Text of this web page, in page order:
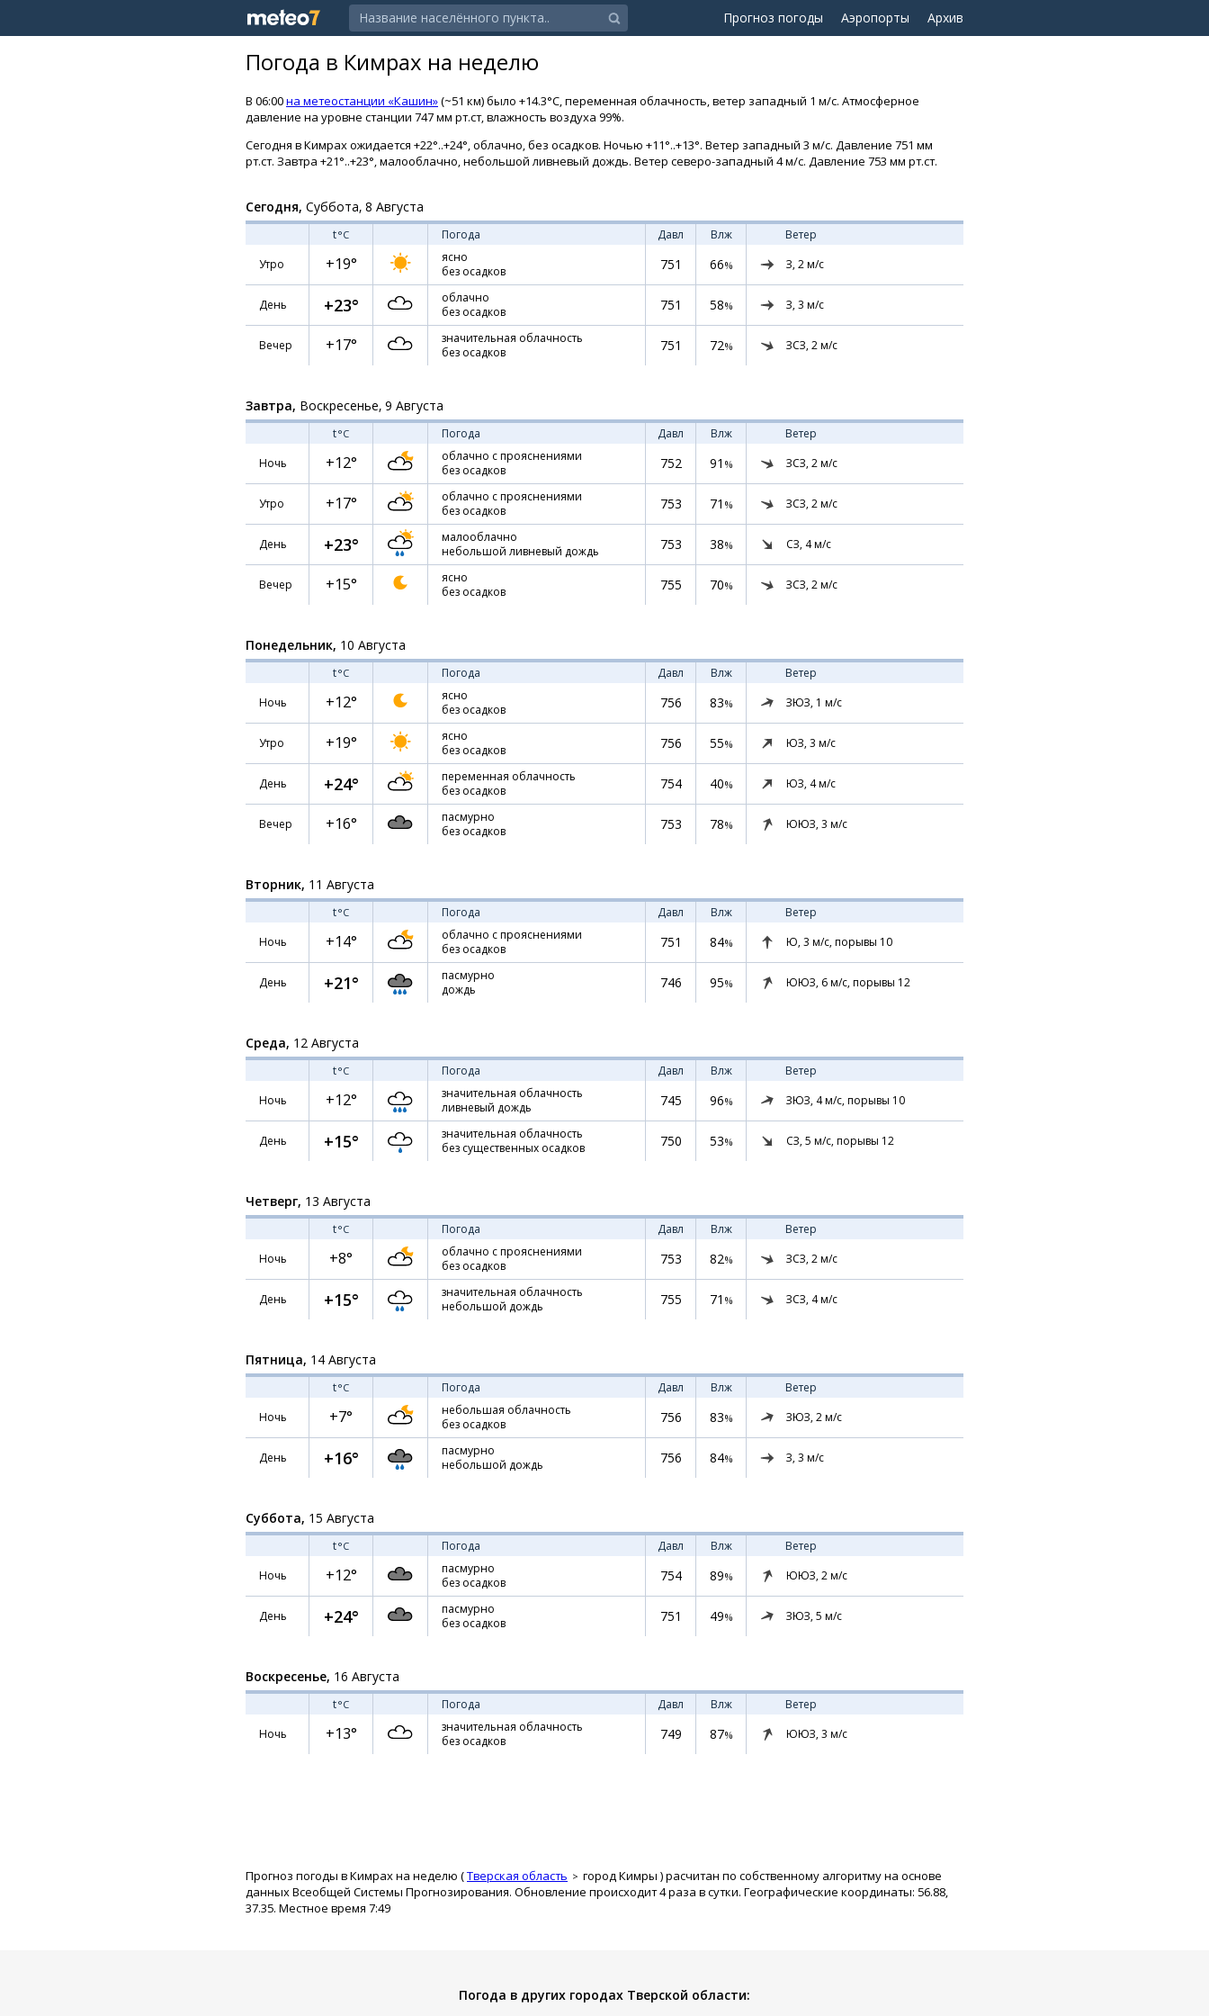
Прогноз погоды Аэропорты Архив
Погода в Кимрах на неделю
В 06:00на метеостанции «Кашин»(~51 км) было +14.3°C, переменная облачность, ветер западный 1 м/с. Атмосферное
давление на уровне станции 747 мм рт.ст, влажность воздуха 99%.
Сегодня в Кимрах ожидается +22°..+24°, облачно, без осадков. Ночью +11°..+13°. Ветер западный 3 м/с. Давление 751 мм
рт.ст. Завтра +21°..+23°, малооблачно, небольшой ливневый дождь. Ветер северо-западный 4 м/с. Давление 753 мм рт.ст.
Сегодня, Суббота, 8 Августа
t°C Погода Давл Влж
Ветер
Утро
+19°
ясно
без осадков
751 66% З, 2м/с
День +23°
облачно
без осадков
751 58% З, 3 м/с
Вечер +17°
значительная облачность
без осадков
751 72% ЗСЗ, 2м/с
Завтра, Воскресенье, 9 Августа
t°C Погода Давл Влж
Ветер
Ночь
+12°
облачно с прояснениями
без осадков
752 91 % ЗСЗ, 2м/с
Утро +17°
облачно с прояснениями
без осадков
753 71 % ЗСЗ, 2м/с
День +23°
малооблачно
небольшой ливневый дождь
753 38% СЗ, 4м/с
Вечер +15°
ясно
без осадков
755 70% ЗСЗ, 2м/с
Понедельник, 10 Августа
t°C Погода Давл Влж
Ветер
Ночь
+12°
ясно
без осадков
756 83% ЗЮЗ, 1 м/с
Утро +19°
ясно
без осадков
756 55% ЮЗ, 3 м/с
День +24°
переменная облачность
без осадков
754 40% ЮЗ, 4м/с
Вечер +16°
пасмурно
без осадков
753 78% ЮЮЗ, 3 м/с
Вторник, 11 Августа
t°C Погода Давл Влж
Ветер
Ночь
+14°
облачно с прояснениями
без осадков
751 84% Ю, 3 м/с, порывы 10
День +21°
пасмурно
дождь
746 95% ЮЮЗ, 6м/с, порывы 12
Среда, 12 Августа
t°C Погода Давл Влж
Ветер
Ночь
+12°
значительная облачность
ливневый дождь
745 96% ЗЮЗ, 4м/с, порывы 10
День +15°
значительная облачность
без существенных осадков
750 53% СЗ, 5 м/с, порывы 12
Четверг, 13 Августа
t°C Погода Давл Влж
Ветер
Ночь
+8°
облачно с прояснениями
без осадков
753 82% ЗСЗ, 2м/с
День +15°
значительная облачность
небольшой дождь
755 71 % ЗСЗ, 4м/с
Пятница, 14 Августа
t°C Погода Давл Влж
Ветер
Ночь
+7°
небольшая облачность
без осадков
756 83% ЗЮЗ, 2м/с
День +16°
пасмурно
небольшой дождь
756 84% З, 3 м/с
Суббота, 15 Августа
t°C Погода Давл Влж
Ветер
Ночь
+12°
пасмурно
без осадков
754 89% ЮЮЗ, 2м/с
День +24°
пасмурно
без осадков
751 49% ЗЮЗ, 5 м/с
Воскресенье, 16 Августа
t°C Погода Давл Влж
Ветер
Ночь
+13°
значительная облачность
без осадков
749 87% ЮЮЗ, 3 м/с
Прогноз погоды в Кимрах на неделю (Тверская область город Кимры ) расчитан по собственному алгоритму на основе
данных Всеобщей Системы Прогнозирования. Обновление происходит 4 раза в сутки. Географические координаты: 56.88,
37.35. Местное время 7:49
Погода в других городах Тверской области: